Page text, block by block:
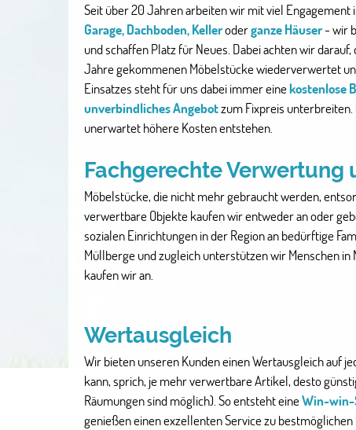
Seit über 20 Jahren arbeiten wir mit viel Engagement
Garage, Dachboden, Kelleroderganze Häuser- wir
und schaffen Platz für Neues. Dabei achten wir
Jahre gekommenen Möbelstücke wiederverwertet
Einsatzes steht für uns dabei immer einekostenlose
unverbindliches Angebotzum Fixpreis
unerwartet höhere Kosten entstehen.
Fachgerechte Verwertung
Möbelstücke, die nicht mehr gebraucht werden,
verwertbare Objekte kaufen wir entweder an oder
sozialen Einrichtungen in der Region an bedürftige
Müllberge und zugleich unterstützen wir Menschen
kaufen wir an.
Wertausgleich
Wir bieten unseren Kunden einen Wertausgleich auf
kann, sprich, je mehr verwertbare Artikel, desto
Räumungen sind möglich). So entsteht eineWin-
genießen einen exzellenten Service zu